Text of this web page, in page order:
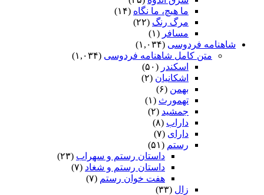
ما هیچ، ما نگاه (۱۴)
مرگ رنگ (۲۲)
مسافر (۱)
شاهنامه فردوسی (۱,۰۳۴)
متن کامل شاهنامه فردوسی (۱,۰۳۴)
اسکندر (۵۰)
اشکانیان (۲)
بهمن (۶)
تهمورث (۱)
جمشید (۲)
داراب (۸)
دارای (۷)
رستم (۵۱)
داستان رستم و سهراب (۲۳)
داستان رستم و شغاد (۷)
هفت خوان رستم‏ (۷)
زال (۳۳)